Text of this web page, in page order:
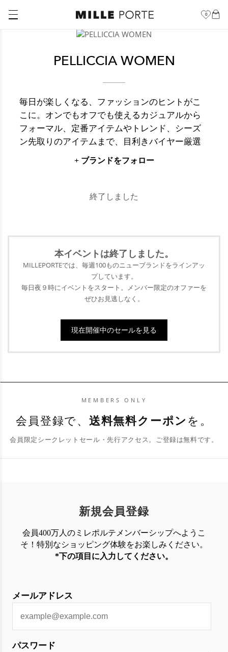
0
PELLICCIA WOMEN
毎日が楽しくなる、ファッションのヒントがこ
こに。オンでもオフでも使えるカジュアルから
フォーマル、定番アイテムやトレンド、シーズ
ン先取りのアイテムまで、目利きバイヤー厳選
のブランドがあなたをトータルサポート。キュ
て、楽しく、豊かに、毎日の暮らしに彩りを添
幅広いセレクションをお届けしている当サイト
で、ファッションの世界を変える新しい扉、開
けてみませんか？
+ ブランドをフォロー
終了しました
本イベントは終了 しました。
MILLEPORTEでは、毎週100ものニューブランドをラインアッ
プしています。
毎日夜９時にイベントをスタート。メンバー限定のオファーを
ぜひお見逃しなく。
現在開催中のセールを見る
MEMBERS ONLY
会員登録で、 送料無料クーポン を。
会員限定シークレットセール・先行アクセス。ご登録は無料です。
新規会員登録
会員400万人のミレポルテメンバーシップへようこ
そ！特別なショッピング体験をお楽しみください。
*下の項目に入力してください。
メールアドレス
パスワード